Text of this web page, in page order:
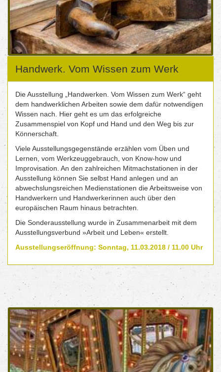
Handwerk. Vom Wissen zum Werk
Die Ausstellung „Handwerken. Vom Wissen zum Werk“ geht
dem handwerklichen Arbeiten sowie dem dafür notwendigen
Wissen nach. Hier geht es um das erfolgreiche
Zusammenspiel von Kopf und Hand und den Weg bis zur
Könnerschaft.
Viele Ausstellungsgegenstände erzählen vom Üben und
Lernen, vom Werkzeuggebrauch, von Know-how und
Improvisation. An den zahlreichen Mitmachstationen in der
Ausstellung können Sie selbst Hand anlegen und an
abwechslungsreichen Medienstationen die Arbeitsweise von
Handwerkern und Handwerkerinnen auch über den
europäischen Raum hinaus betrachten.
Die Sonderausstellung wurde in Zusammenarbeit mit dem
Ausstellungsverbund »Arbeit und Leben« erstellt.
Ausstellungseröffnung: Sonntag, 11.03.2018 / 11.00 Uhr